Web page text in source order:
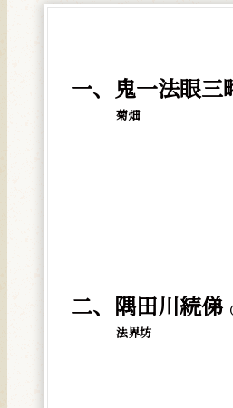
一、鬼一法眼三
菊畑
二、隅田川続俤
法界坊